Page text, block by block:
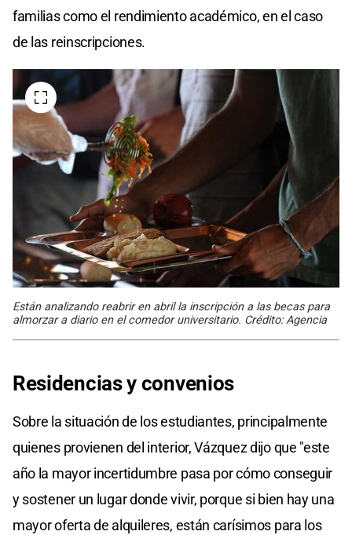
familias como el rendimiento académico, en el caso
de las reinscripciones.
Están analizando reabrir en abril la inscripción a las becas para
almorzar a diario en el comedor universitario. Crédito: Agencia
Residencias y convenios
Sobre la situación de los estudiantes, principalmente
quienes provienen del interior, Vázquez dijo que "este
año la mayor incertidumbre pasa por cómo conseguir
y sostener un lugar donde vivir, porque si bien hay una
mayor oferta de alquileres, están carísimos para los